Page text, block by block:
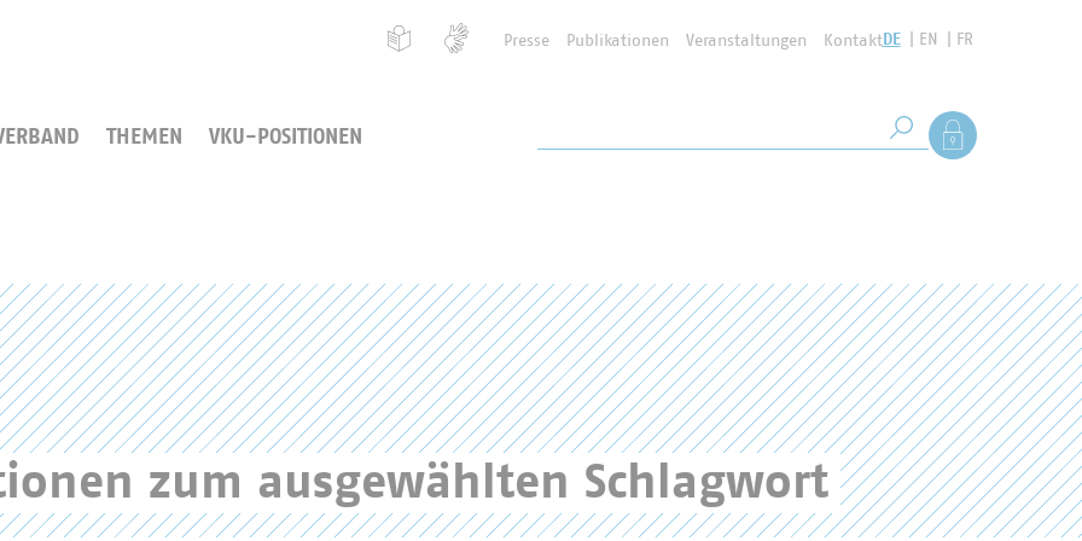
Presse Publikationen Veranstaltungen KontaktDE EN FR
THEMEN VKU-POSITIONEN Suche starten
Als Mitglied
zum ausgewählten Schlagwort